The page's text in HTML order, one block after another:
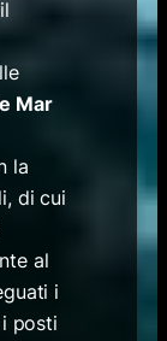
Mar
la
di cui
al
i
posti